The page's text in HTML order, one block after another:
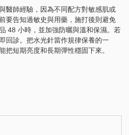
醫師經驗，因為不同配方對敏感肌或
要告知過敏史與用藥，施打後則避免
48 小時，並加強防曬與溫和保濕。若
回診。把水光針當作規律保養的一
把短期亮度和長期彈性穩固下來。